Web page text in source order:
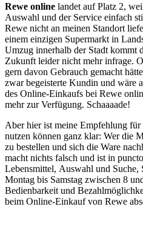
Rewe online landet auf Platz 2,
Auswahl und der Service einfach
Rewe nicht an meinen Standort
einem einzigen Supermarkt in
Umzug innerhalb der Stadt kommt
Zukunft leider nicht mehr infrage.
gern davon Gebrauch gemacht
zwar begeisterte Kundin und wäre
des Online-Einkaufs bei Rewe
mehr zur Verfügung. Schaaaade!
Aber hier ist meine Empfehlung
nutzen können ganz klar: Wer die
zu bestellen und sich die Ware
macht nichts falsch und ist in
Lebensmittel, Auswahl und Suche,
Montag bis Samstag zwischen 8
Bedienbarkeit und
beim Online-Einkauf von Rewe